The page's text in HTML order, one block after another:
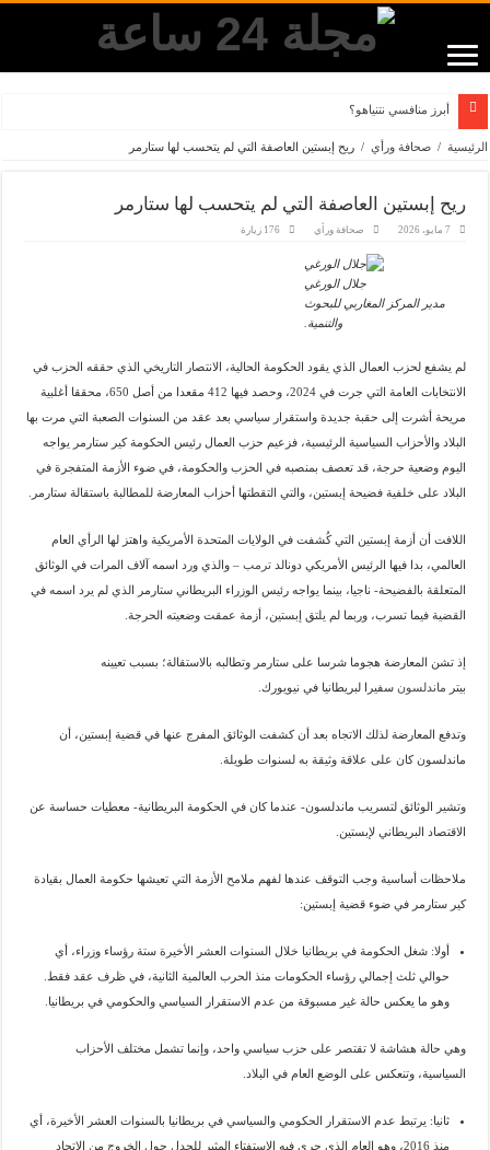
أبرز منافسي نتنياهو؟
الرئيسية / صحافة ورأي / ريح إبستين العاصفة التي لم يتحسب لها ستارمر
ريح إبستين العاصفة التي لم يتحسب لها ستارمر
7 مايو، 2026 صحافة ورأي 176 زيارة
جلال الورغي
مدير المركز المغاربي للبحوث
والتنمية.
لم يشفع لحزب العمال الذي يقود الحكومة الحالية، الانتصار التاريخي الذي حققه الحزب في
الانتخابات العامة التي جرت في 2024، وحصد فيها 412 مقعدا من أصل 650، محققا أغلبية
مريحة أشرت إلى حقبة جديدة واستقرار سياسي بعد عقد من السنوات الصعبة التي مرت بها
البلاد والأحزاب السياسية الرئيسية، فزعيم حزب العمال رئيس الحكومة كير ستارمر يواجه
اليوم وضعية حرجة، قد تعصف بمنصبه في الحزب والحكومة، في ضوء الأزمة المتفجرة في
البلاد على خلفية فضيحة إبستين، والتي التقطتها أحزاب المعارضة للمطالبة باستقالة ستارمر.
اللافت أن أزمة إبستين التي كُشفت في الولايات المتحدة الأمريكية واهتز لها الرأي العام
العالمي، بدا فيها الرئيس الأمريكي دونالدترمب – والذي ورد اسمه آلاف المرات في الوثائق
المتعلقة بالفضيحة- ناجيا، بينما يواجه رئيس الوزراء البريطاني ستارمر الذي لم يرد اسمه في
القضية فيما تسرب، وربما لم يلتق إبستين، أزمة عمقت وضعيته الحرجة.
إذ تشن المعارضة هجوما شرسا على ستارمر وتطالبه بالاستقالة؛ بسبب تعيينه
بيتر ماندلسون سفيرا لبريطانيا في نيويورك.
وتدفع المعارضة لذلك الاتجاه بعد أن كشفت الوثائق المفرج عنها في قضية إبستين، أن
ماندلسون كان على علاقة وثيقة به لسنوات طويلة.
وتشير الوثائق لتسريب ماندلسون- عندما كان في الحكومة البريطانية- معطيات حساسة عن
الاقتصاد البريطاني لإبستين.
ملاحظات أساسية وجب التوقف عندها لفهم ملامح الأزمة التي تعيشها حكومة العمال بقيادة
كير ستارمر في ضوء قضية إبستين:
أولا: شغل الحكومة في بريطانيا خلال السنوات العشر الأخيرة ستة رؤساء وزراء، أي
حوالي ثلث إجمالي رؤساء الحكومات منذ الحرب العالمية الثانية، في ظرف عقد فقط.
وهو ما يعكس حالة غير مسبوقة من عدم الاستقرار السياسي والحكومي في بريطانيا.
وهي حالة هشاشة لا تقتصر على حزب سياسي واحد، وإنما تشمل مختلف الأحزاب
السياسية، وتنعكس على الوضع العام في البلاد.
ثانيا: يرتبط عدم الاستقرار الحكومي والسياسي في بريطانيا بالسنوات العشر الأخيرة، أي
منذ 2016، وهو العام الذي جرى فيه الاستفتاء المثير للجدل حول الخروج من الاتحاد